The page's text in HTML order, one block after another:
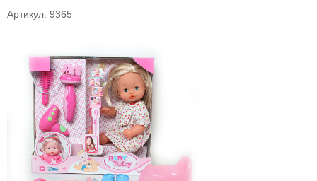
Бейсболки
Сотрудничество
Имя пользователя (логин)
Запомнить меня
Артикул: 9365